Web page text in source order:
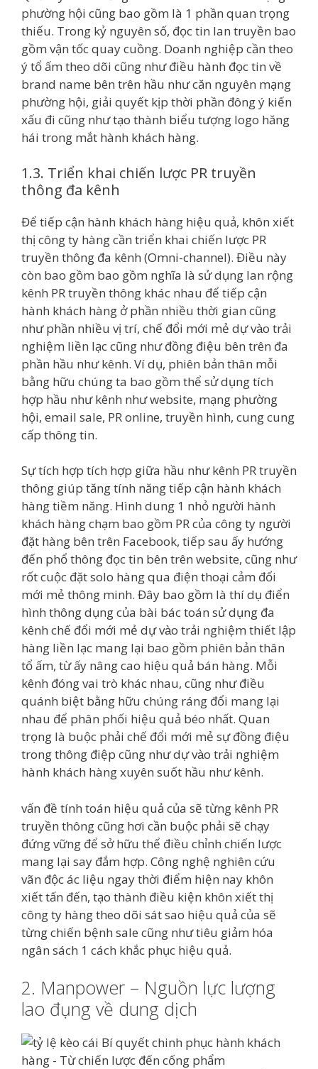
phường hội cũng bao gồm là 1 phần quan trọng
thiếu. Trong kỷ nguyên số, đọc tin lan truyền bao
gồm vận tốc quay cuồng. Doanh nghiệp cần theo
ý tổ ấm theo dõi cũng như điều hành đọc tin về
brand name bên trên hầu như căn nguyên mạng
phường hội, giải quyết kịp thời phần đông ý kiến
xấu đi cũng như tạo thành biểu tượng logo hăng
hái trong mắt hành khách hàng.
1.3. Triển khai chiến lược PR truyền
thông đa kênh
Để tiếp cận hành khách hàng hiệu quả, khôn xiết
thị công ty hàng cần triển khai chiến lược PR
truyền thông đa kênh (Omni-channel). Điều này
còn bao gồm bao gồm nghĩa là sử dụng lan rộng
kênh PR truyền thông khác nhau để tiếp cận
hành khách hàng ở phần nhiều thời gian cũng
như phần nhiều vị trí, chế đổi mới mẻ dự vào trải
nghiệm liền lạc cũng như đồng điệu bên trên đa
phần hầu như kênh. Ví dụ, phiên bản thân mỗi
bằng hữu chúng ta bao gồm thể sử dụng tích
hợp hầu như kênh như website, mạng phường
hội, email sale, PR online, truyền hình, cung cung
cấp thông tin.
Sự tích hợp tích hợp giữa hầu như kênh PR truyền
thông giúp tăng tính năng tiếp cận hành khách
hàng tiềm năng. Hình dung 1 nhỏ người hành
khách hàng chạm bao gồm PR của công ty người
đặt hàng bên trên Facebook, tiếp sau ấy hướng
đến phổ thông đọc tin bên trên website, cũng như
rốt cuộc đặt solo hàng qua điện thoại cảm đổi
mới mẻ thông minh. Đây bao gồm là thí dụ điển
hình thông dụng của bài bác toán sử dụng đa
kênh chế đổi mới mẻ dự vào trải nghiệm thiết lập
hàng liền lạc mang lại bao gồm phiên bản thân
tổ ấm, từ ấy nâng cao hiệu quả bán hàng. Mỗi
kênh đóng vai trò khác nhau, cũng như điều
quánh biệt bằng hữu chúng ráng đổi mang lại
nhau để phân phối hiệu quả béo nhất. Quan
trọng là buộc phải chế đổi mới mẻ sự đồng điệu
trong thông điệp cũng như dự vào trải nghiệm
hành khách hàng xuyên suốt hầu như kênh.
vấn đề tính toán hiệu quả của sẽ từng kênh PR
truyền thông cũng hơi cần buộc phải sẽ chạy
đứng vững để sở hữu thể điều chỉnh chiến lược
mang lại say đắm hợp. Công nghệ nghiên cứu
vãn độc ác liệu ngay thời điểm hiện nay khôn
xiết tấn đến, tạo thành điều kiện khôn xiết thị
công ty hàng theo dõi sát sao hiệu quả của sẽ
từng chiến bệnh sale cũng như tiêu giảm hóa
ngân sách 1 cách khắc phục hiệu quả.
2. Manpower – Nguồn lực lượng
lao đụng về dung dịch